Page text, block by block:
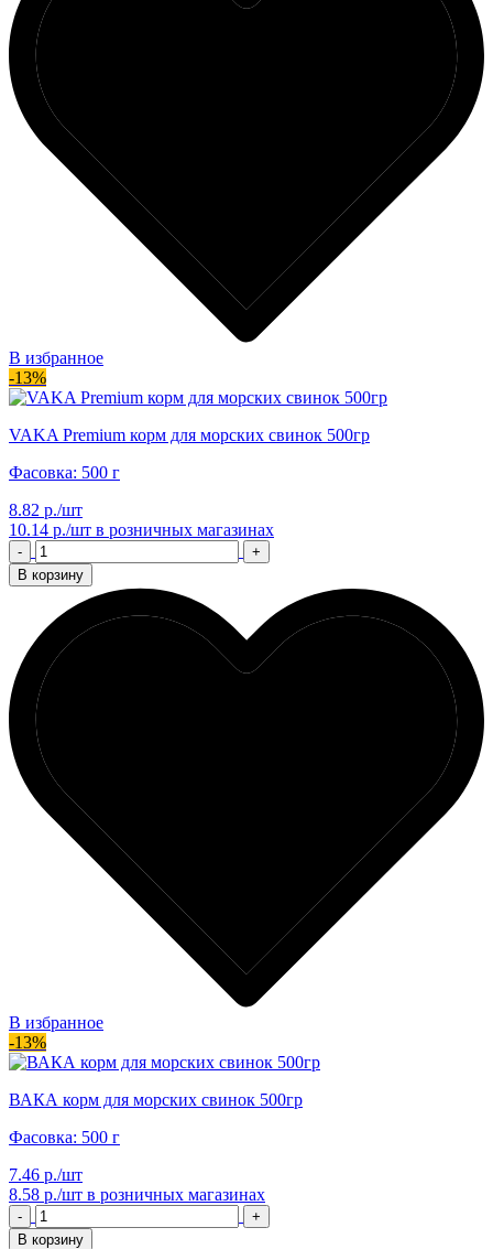
В избранное
-13%
VAKA Premium корм для морских свинок 500гр
Фасовка: 500 г
8.82 р./шт
10.14 р./шт в розничных магазинах
-
+
В корзину
В избранное
-13%
ВАКА корм для морских свинок 500гр
Фасовка: 500 г
7.46 р./шт
8.58 р./шт в розничных магазинах
-
+
В корзину